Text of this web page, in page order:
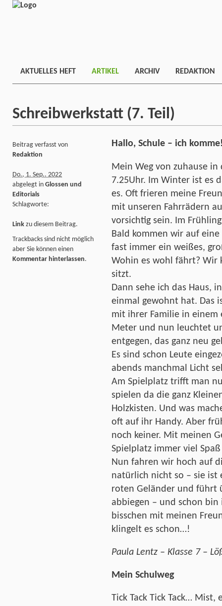
AKTUELLES HEFT ARTIKEL ARCHIV REDAKTION
Schreibwerkstatt (7. Teil)
Hallo, Schule – ich
Mein Weg von zuhause
7.25Uhr. Im Winter ist es
es. Oft frieren meine
mit unseren Fahrrädern
vorsichtig sein. Im
Bald kommen wir auf
fast immer ein weißes,
Wohin es wohl fährt? Wir
sitzt.
Dann sehe ich das Haus,
einmal gewohnt hat. Das
mit ihrer Familie in einem
Meter und nun leuchtet
entgegen, das ganz neu
Es sind schon Leute
abends manchmal Licht
Am Spielplatz trifft man
spielen da die ganz
Holzkisten. Und was
oft auf ihr Handy. Aber
noch keiner. Mit meinen
Spielplatz immer viel
Nun fahren wir hoch auf
natürlich nicht so – sie ist
roten Geländer und führt
abbiegen – und schon
bisschen mit meinen
klingelt es schon…!
Paula Lentz – Klasse 7 –
Mein Schulweg
Tick Tack Tick Tack… Mist,
Beitrag verfasst von
Redaktion
Do., 1. Sep.. 2022
abgelegt in Glossen und
Editorials
Schlagworte:
Link zu diesem Beitrag.
Trackbacks sind nicht möglich
aber Sie können einen
Kommentar hinterlassen.